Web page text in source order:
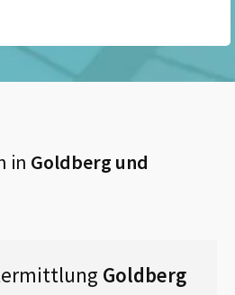
in Goldberg und
Goldberg